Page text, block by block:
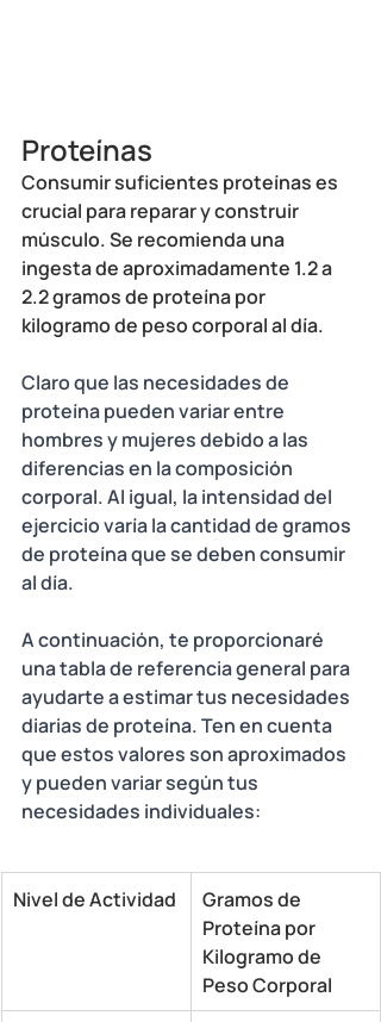
Proteínas
Consumir suficientes proteínas es
crucial para reparar y construir
músculo. Se recomienda una
ingesta de aproximadamente 1.2 a
2.2 gramos de proteína por
kilogramo de peso corporal al día.
Claro que las necesidades de
proteína pueden variar entre
hombres y mujeres debido a las
diferencias en la composición
corporal. Al igual, la intensidad del
ejercicio varía la cantidad de gramos
de proteína que se deben consumir
al día.
A continuación, te proporcionaré
una tabla de referencia general para
ayudarte a estimar tus necesidades
diarias de proteína. Ten en cuenta
que estos valores son aproximados
y pueden variar según tus
necesidades individuales:
Nivel de Actividad
Gramos de
Proteína por
Kilogramo de
Peso Corporal